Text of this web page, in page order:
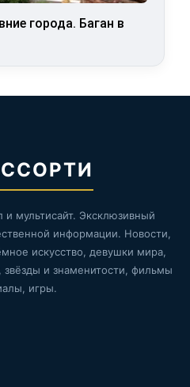
города. Баган в
мультисайт. Эксклюзивный
информации. Новости,
искусство, девушки мира,
и знаменитости, фильмы
игры.